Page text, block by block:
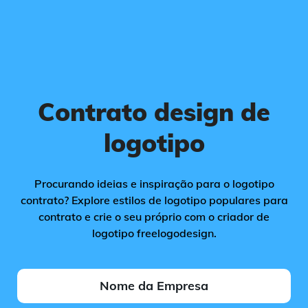
Contrato design de
logotipo
Procurando ideias e inspiração para o logotipo
contrato? Explore estilos de logotipo populares para
contrato e crie o seu próprio com o criador de
logotipo freelogodesign.